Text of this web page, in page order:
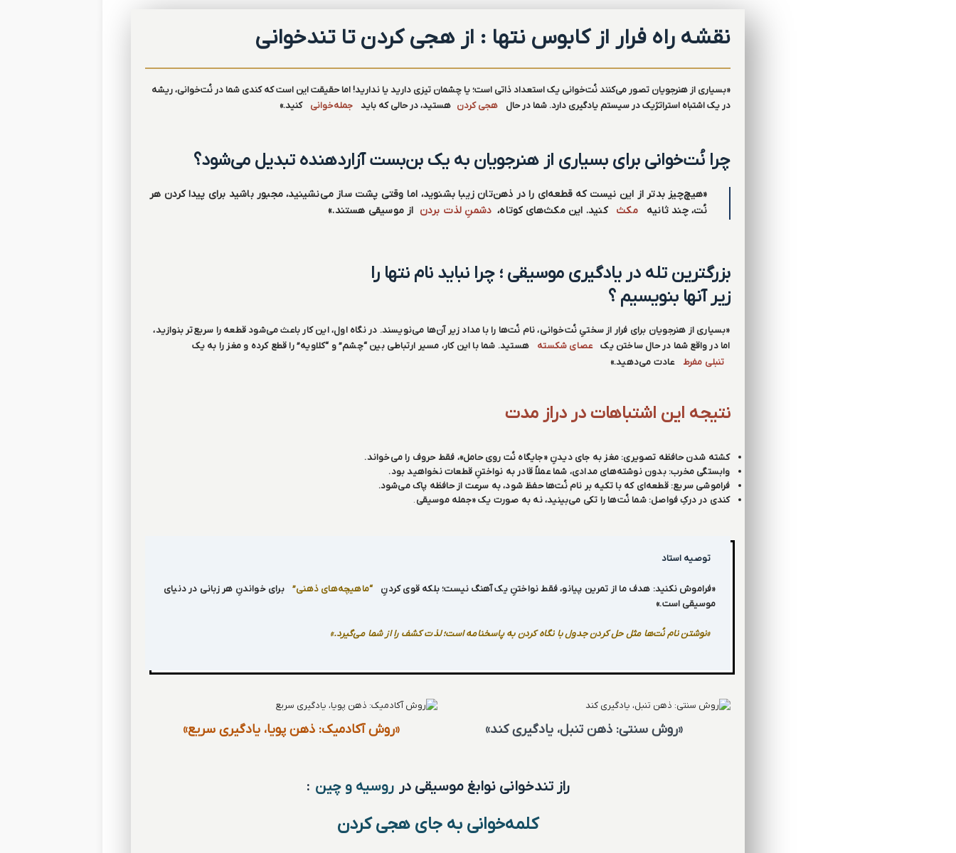
نقشه راه فرار از کابوس نتها : از هجی کردن تا تندخوانی
«بسیاری از هنرجویان تصور می‌کنند نُت‌خوانی یک استعداد ذاتی است؛ یا چشمان تیزی دارید یا ندارید! اما حقیقت این است که کندی شما در نُت‌خوانی، ریشه
در یک اشتباه استراتژیک در سیستم یادگیری دارد. شما در حال
هجی کردن هستید، در حالی که باید جمله‌خوانی کنید.»
چرا نُت‌خوانی برای بسیاری از هنرجویان به یک بن‌بست آزاردهنده تبدیل می‌شود؟
«هیچ‌چیز بدتر از این نیست که قطعه‌ای را در ذهن‌تان زیبا بشنوید، اما وقتی پشت ساز می‌نشینید، مجبور باشید برای پیدا کردن هر
نُت، چند ثانیه
مکث کنید. این مکث‌های کوتاه، دشمنِ لذت بردن از موسیقی هستند.»
بزرگترین تله در یادگیری موسیقی؛ چرا نباید نام نتها را
زیر آنها بنویسیم ؟
«بسیاری از هنرجویان برای فرار از سختیِ نُت‌خوانی، نام نُت‌ها را با مداد زیر آن‌ها می‌نویسند. در نگاه اول، این کار باعث می‌شود قطعه را سریع‌تر بنوازید،
اما در واقع شما در حال ساختن یک
عصای شکسته
هستید. شما با این کار، مسیر ارتباطی بین “چشم” و “کلاویه” را قطع کرده و مغز را به یک
تنبلی مفرط
عادت می‌دهید.»
نتیجه این اشتباهات در دراز مدت
کشته شدن حافظه تصویری: مغز به جای دیدنِ «جایگاه نُت روی حامل»، فقط حروف را می‌خواند.
وابستگی مخرب: بدون نوشته‌های مدادی، شما عملاً قادر به نواختنِ قطعات نخواهید بود.
فراموشی سریع: قطعه‌ای که با تکیه بر نام نُت‌ها حفظ شود، به سرعت از حافظه پاک می‌شود.
کندی در درکِ فواصل: شما نُت‌ها را تکی می‌بینید، نه به صورت یک «جمله موسیقی.
توصیه استاد
«فراموش نکنید: هدف ما از تمرین پیانو، فقط نواختنِ یک آهنگ نیست؛ بلکه قوی کردنِ “ماهیچه‌های ذهنی”
برای خواندنِ هر زبانی در دنیای
موسیقی است.»
«نوشتن نام نُت‌ها مثل حل کردن جدول با نگاه کردن به پاسخنامه است؛ لذت کشف را از شما می‌گیرد.»
«روش سنتی: ذهن تنبل، یادگیری کند» «روش آکادمیک: ذهن پویا، یادگیری سریع»
راز تندخوانی نوابغ موسیقی در روسیه و چین :
کلمه‌خوانی به جای هجی کردن